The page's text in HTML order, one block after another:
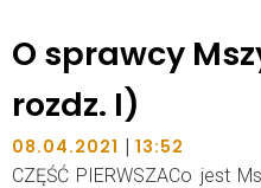
O sprawcy
rozdz. I)
08.04.2021 | 13:52
CZĘŚĆ PIERWSZACo jest